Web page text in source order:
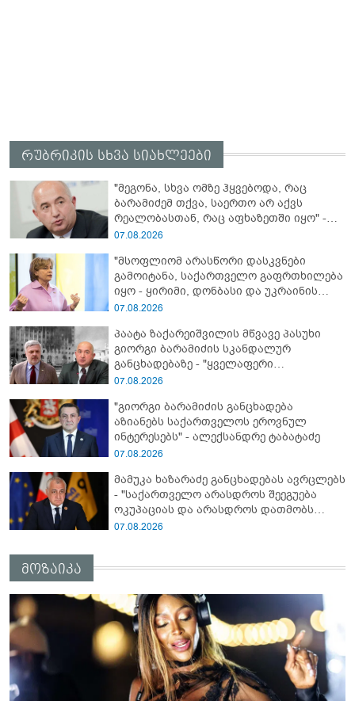
რუბრიკის სხვა სიახლეები
"მეგონა, სხვა ომზე ჰყვებოდა, რაც
ბარამიძემ თქვა, საერთო არ აქვს
რეალობასთან, რაც აფხაზეთში იყო" -
პაატა ზაქარეიშვილის შეფასება
07.08.2026
"მსოფლიომ არასწორი დასკვნები
გამოიტანა, საქართველო გაფრთხილება
იყო - ყირიმი, დონბასი და უკრაინის
წინააღმდეგ სრულმასშტაბიანი ომი
მოყვა" - რასა იუკნევიჩიენე
07.08.2026
პაატა ზაქარეიშვილის მწვავე პასუხი
გიორგი ბარამიძის სკანდალურ
განცხადებაზე - "ყველაფერი
დეტალურად ვიცი... კამანში მოკლული
ბარამიძე კი ტყუის"
07.08.2026
"გიორგი ბარამიძის განცხადება
აზიანებს საქართველოს ეროვნულ
ინტერესებს" - ალექსანდრე ტაბატაძე
07.08.2026
მამუკა ხაზარაძე განცხადებას ავრცლებს
- "საქართველო არასდროს შეეგუება
ოკუპაციას და არასდროს დათმობს
თავისუფლებას!"
07.08.2026
მოზაიკა